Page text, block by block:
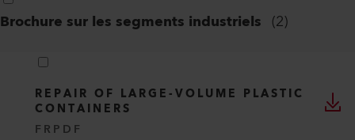
Brochure sur les segments industriels (2)
REPAIR OF LARGE-VOLUME PLASTIC
CONTAINERS
FR PDF